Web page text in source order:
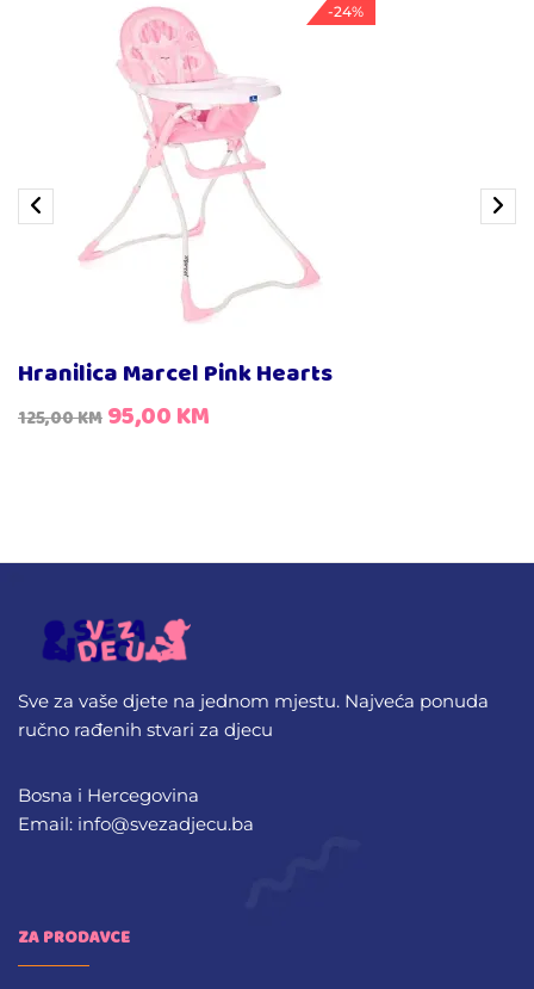
-24%
Hranilica Marcel Pink Hearts
125,00KM 95,00KM
Sve za vaše djete na jednom mjestu. Najveća ponuda
ručno rađenih stvari za djecu
Bosna i Hercegovina
Email: info@svezadjecu.ba
ZA PRODAVCE